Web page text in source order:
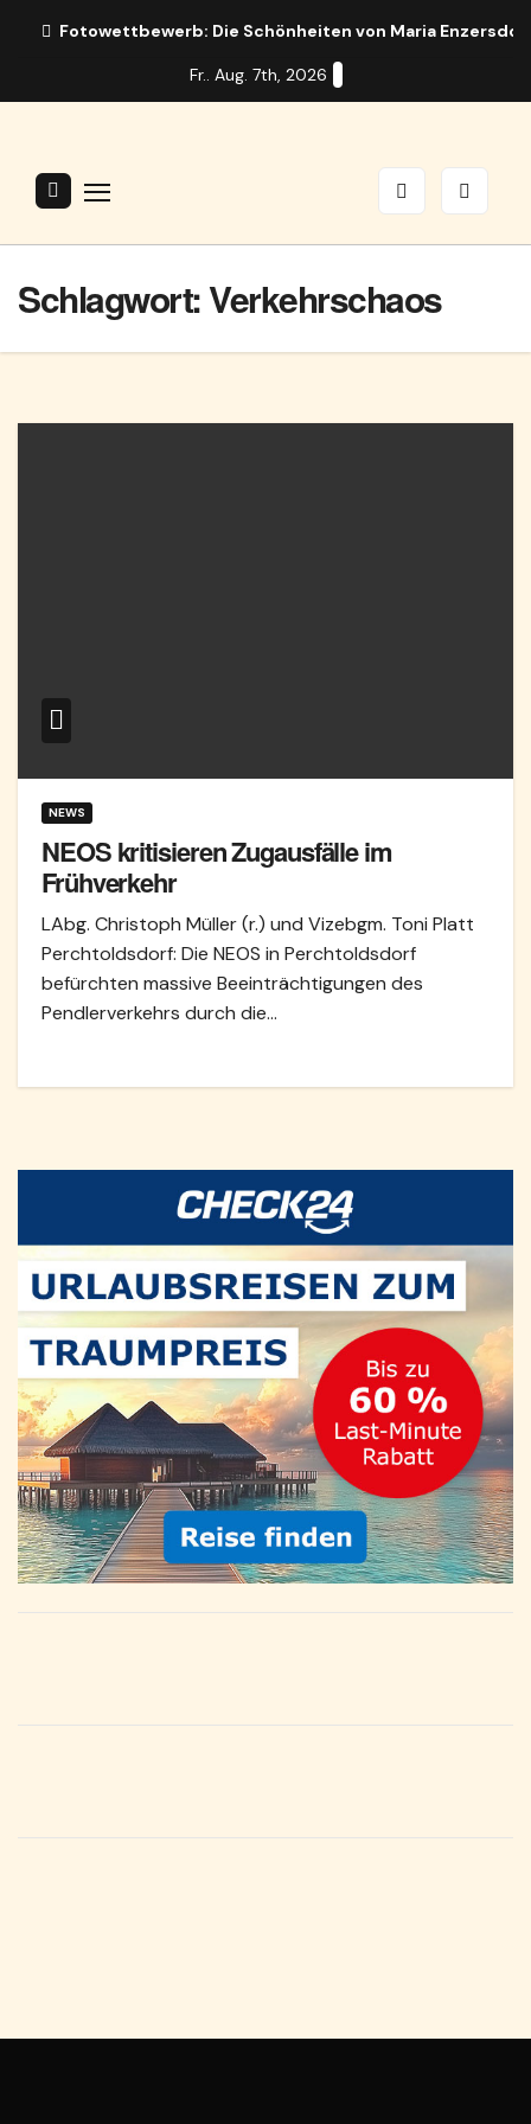
Fotowettbewerb: Die Schönheiten von Maria Enzersdorf
Fr.. Aug. 7th, 2026
Schlagwort:Verkehrschaos
NEWS
NEOS kritisieren Zugausfälle im
Frühverkehr
LAbg. Christoph Müller (r.) und Vizebgm. Toni Platt
Perchtoldsdorf: Die NEOS in Perchtoldsdorf
befürchten massive Beeinträchtigungen des
Pendlerverkehrs durch die…